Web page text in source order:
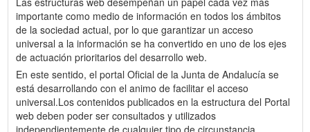
importante como medio de información en todos los ámbitos
de la sociedad actual, por lo que garantizar un acceso
universal a la información se ha convertido en uno de los ejes
de actuación prioritarios del desarrollo web.
En este sentido, el portal Oficial de la Junta de Andalucía se
está desarrollando con el animo de facilitar el acceso
universal.Los contenidos publicados en la estructura del Portal
web deben poder ser consultados y utilizados
independientemente de cualquier tipo de circunstancia